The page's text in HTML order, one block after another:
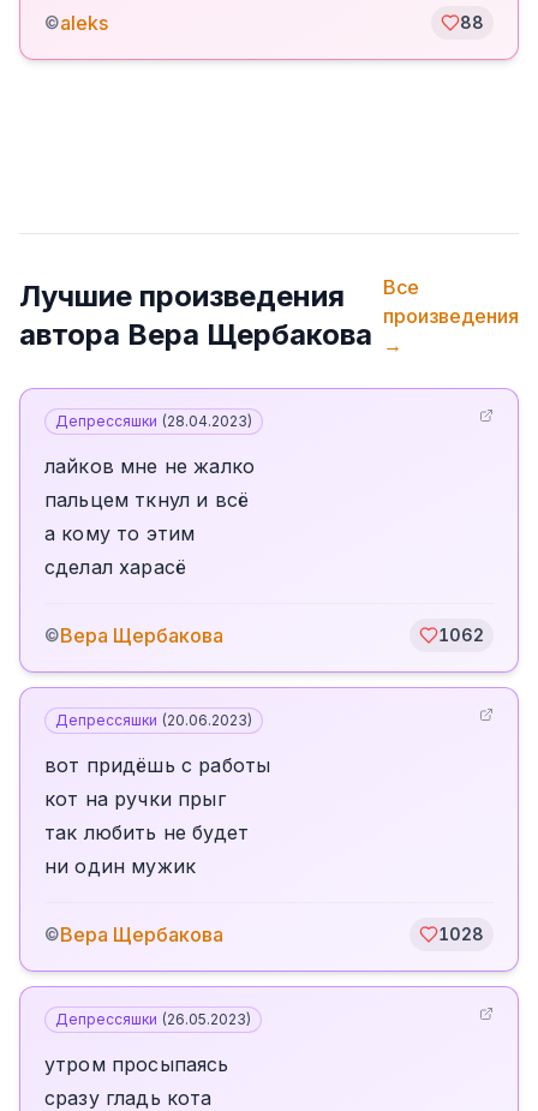
©aleks 88
Лучшие произведения
автора Вера Щербакова
Все
произведения
→
Депрессяшки (28.04.2023)
лайков мне не жалко
пальцем ткнул и всё
а кому то этим
сделал харасё
©Вера Щербакова 1062
Депрессяшки (20.06.2023)
вот придёшь с работы
кот на ручки прыг
так любить не будет
ни один мужик
©Вера Щербакова 1028
Депрессяшки (26.05.2023)
утром просыпаясь
сразу гладь кота